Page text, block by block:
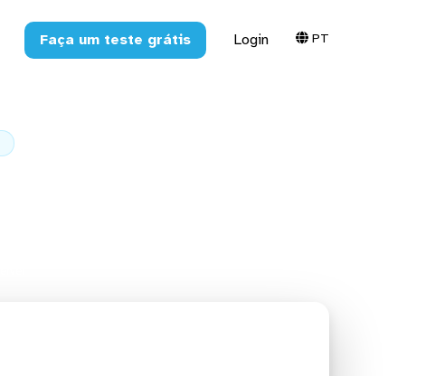
Faça um teste grátis Login PT